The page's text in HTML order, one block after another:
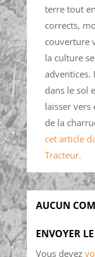
terre tout
corrects,
couverture
la culture
adventices.
dans le sol
laisser vers
de la
cet article
Tracteur.
AUCUN
ENVOYER
Vous devez